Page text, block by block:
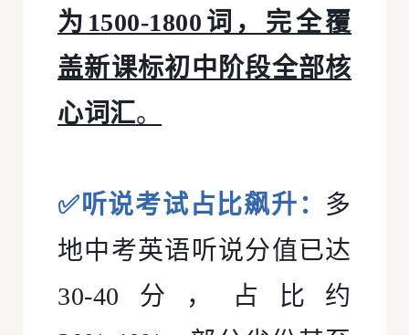
为1500-1800词，完全覆
盖新课标初中阶段全部核
心词汇。
✅听说考试占比飙升： 多
地中考英语听说分值已达
30-40分，占比约